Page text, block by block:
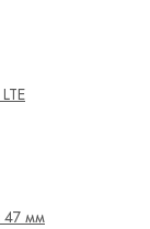
47 мм